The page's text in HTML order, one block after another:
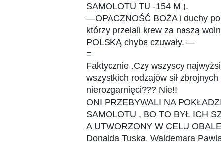
SAMOLOTU TU -154 M ).
—OPACZNOŚĆ BOŻA i duchy
którzy przelali krew za naszą
POLSKĄ chyba czuwały. —
=
Faktycznie .Czy wszyscy
wszystkich rodzajów sił
nierozgarnięci??? Nie!!
ONI PRZEBYWALI NA
SAMOLOTU , BO TO BYŁ ICH
A UTWORZONY W CELU
Donalda Tuska, Waldemara